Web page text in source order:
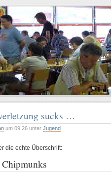
sucks …
um 09:26 unter Jugend
die echte Überschrift: